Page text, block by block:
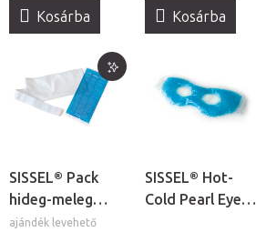
Kosárba
Kosárba
SISSEL® Pack
hideg-meleg
zselés borogatás
ajándék levehető
SISSEL® Hot-
Cold Pearl Eye